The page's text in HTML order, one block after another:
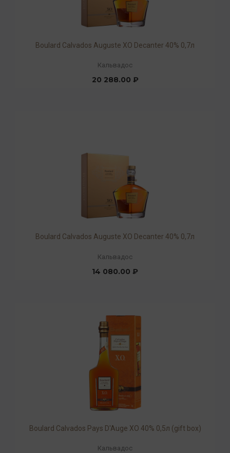
Boulard Calvados Auguste XO Decanter 40% 0,7л
Кальвадос
20 288.00 ₽
Boulard Calvados Auguste XO Decanter 40% 0,7л
Кальвадос
14 080.00 ₽
Boulard Calvados Pays D'Auge XO 40% 0,5л (gift box)
Кальвадос